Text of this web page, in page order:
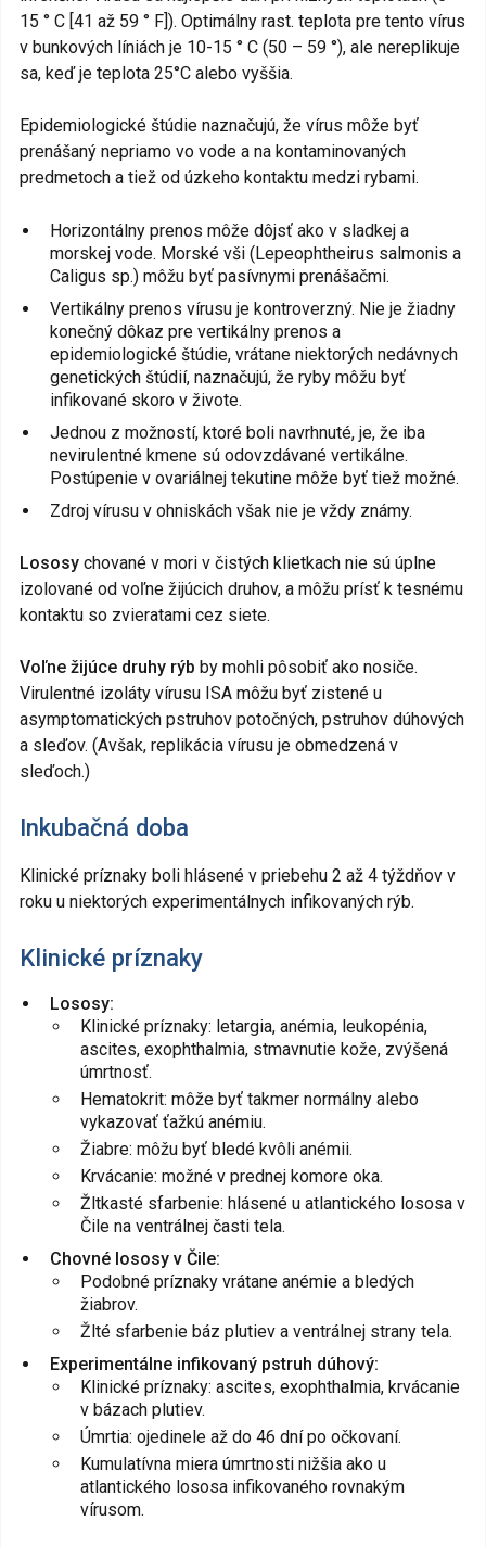
15 ° C [41 až 59 ° F]). Optimálny rast. teplota pre tento vírus
v bunkových líniách je 10-15 ° C (50 – 59 °), ale nereplikuje
sa, keď je teplota 25°C alebo vyššia.
Epidemiologické štúdie naznačujú, že vírus môže byť
prenášaný nepriamo vo vode a na kontaminovaných
predmetoch a tiež od úzkeho kontaktu medzi rybami.
Horizontálny prenos môže dôjsť ako v sladkej a
morskej vode. Morské vši (Lepeophtheirus salmonis a
Caligus sp.) môžu byť pasívnymi prenášačmi.
Vertikálny prenos vírusu je kontroverzný. Nie je žiadny
konečný dôkaz pre vertikálny prenos a
epidemiologické štúdie, vrátane niektorých nedávnych
genetických štúdií, naznačujú, že ryby môžu byť
infikované skoro v živote.
Jednou z možností, ktoré boli navrhnuté, je, že iba
nevirulentné kmene sú odovzdávané vertikálne.
Postúpenie v ovariálnej tekutine môže byť tiež možné.
Zdroj vírusu v ohniskách však nie je vždy známy.
Lososy chované v mori v čistých klietkach nie sú úplne
izolované od voľne žijúcich druhov, a môžu prísť k tesnému
kontaktu so zvieratami cez siete.
Voľne žijúce druhy rýb by mohli pôsobiť ako nosiče.
Virulentné izoláty vírusu ISA môžu byť zistené u
asymptomatických pstruhov potočných, pstruhov dúhových
a sleďov. (Avšak, replikácia vírusu je obmedzená v
sleďoch.)
Inkubačná doba
Klinické príznaky boli hlásené v priebehu 2 až 4 týždňov v
roku u niektorých experimentálnych infikovaných rýb.
Klinické príznaky
Lososy:
Klinické príznaky: letargia, anémia, leukopénia,
ascites, exophthalmia, stmavnutie kože, zvýšená
úmrtnosť.
Hematokrit: môže byť takmer normálny alebo
vykazovať ťažkú anémiu.
Žiabre: môžu byť bledé kvôli anémii.
Krvácanie: možné v prednej komore oka.
Žltkasté sfarbenie: hlásené u atlantického lososa v
Čile na ventrálnej časti tela.
Chovné lososy v Čile:
Podobné príznaky vrátane anémie a bledých
žiabrov.
Žlté sfarbenie báz plutiev a ventrálnej strany tela.
Experimentálne infikovaný pstruh dúhový:
Klinické príznaky: ascites, exophthalmia, krvácanie
v bázach plutiev.
Úmrtia: ojedinele až do 46 dní po očkovaní.
Kumulatívna miera úmrtnosti nižšia ako u
atlantického lososa infikovaného rovnakým
vírusom.